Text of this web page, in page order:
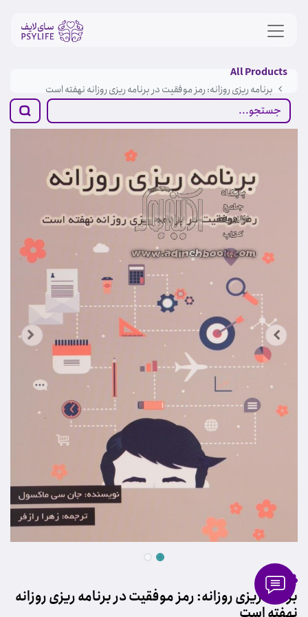
All Products
برنامه ریزی روزانه: رمز موفقیت در برنامه ریزی روزانه نهفته است
برنامه ریزی روزانه: رمز موفقیت در برنامه ریزی روزانه